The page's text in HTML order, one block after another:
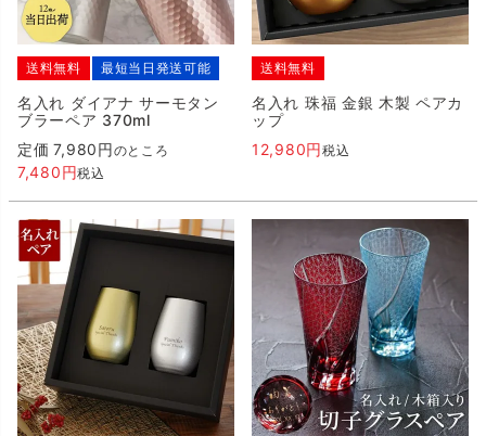
送料無料 最短当日発送可能
名入れ ダイアナ サーモタン
ブラーペア 370ml
定価 7,980 のところ
7,480 税込
送料無料
名入れ 珠福 金銀 木製 ペアカ
ップ
12,980
税込